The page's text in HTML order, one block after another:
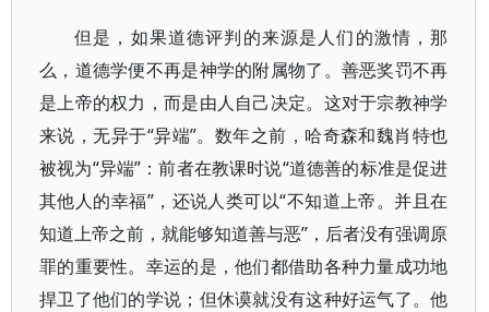
但是，如果道德评判的来源是人们的激情，那
么，道德学便不再是神学的附属物了。善恶奖罚不再
是上帝的权力，而是由人自己决定。这对于宗教神学
来说，无异于“异端”。数年之前，哈奇森和魏肖特也
被视为“异端”：前者在教课时说“道德善的标准是促进
其他人的幸福”，还说人类可以“不知道上帝。并且在
知道上帝之前，就能够知道善与恶”，后者没有强调原
罪的重要性。幸运的是，他们都借助各种力量成功地
捍卫了他们的学说；但休谟就没有这种好运气了。他